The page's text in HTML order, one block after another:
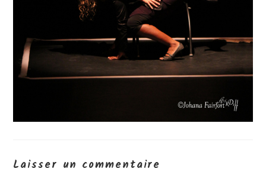
Laisser un commentaire